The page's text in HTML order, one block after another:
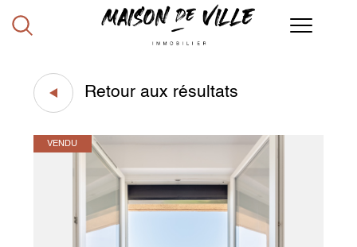
Retour aux résultats
VENDU